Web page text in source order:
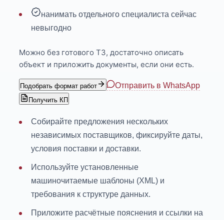
нанимать отдельного специалиста сейчас
невыгодно
Можно без готового ТЗ, достаточно описать
объект и приложить документы, если они есть.
Подобрать формат работ Отправить в WhatsApp
Получить КП
Собирайте предложения нескольких
независимых поставщиков, фиксируйте даты,
условия поставки и доставки.
Используйте установленные
машиночитаемые шаблоны (XML) и
требования к структуре данных.
Приложите расчётные пояснения и ссылки на